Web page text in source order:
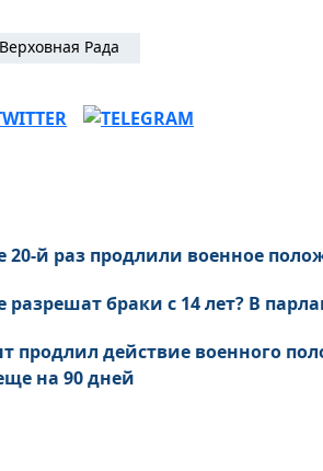
Верховная Рада
20-й раз продлили военное
разрешат браки с 14 лет? В
продлил действие военного
на 90 дней